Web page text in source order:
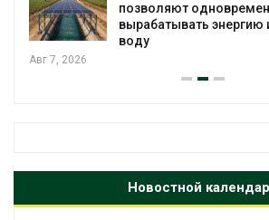
позволяют
вырабатывать энергию
воду
Авг 7, 2026
Новостной